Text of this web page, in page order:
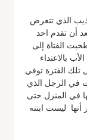
الذي تتعرض
أن تقدم احد
الفتاة إلى
بالاعتداء
خلال تلك الفترة توفي
في الرجل الذي
في المنزل حتى
ليست ابنته